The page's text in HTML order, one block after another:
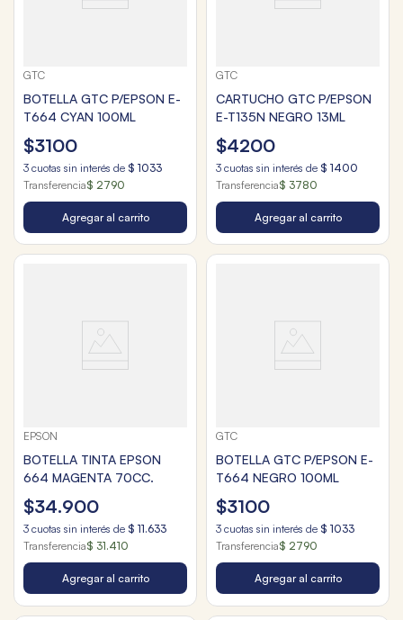
GTC
BOTELLA GTC P/EPSON E-
T664 CYAN 100ML
$3100
3 cuotas sin interés de $ 1033
Transferencia$ 2790
Agregar al carrito
GTC
CARTUCHO GTC P/EPSON
E-T135N NEGRO 13ML
$4200
3 cuotas sin interés de $ 1400
Transferencia$ 3780
Agregar al carrito
EPSON
BOTELLA TINTA EPSON
664 MAGENTA 70CC.
$34.900
3 cuotas sin interés de $ 11.633
Transferencia$ 31.410
Agregar al carrito
GTC
BOTELLA GTC P/EPSON E-
T664 NEGRO 100ML
$3100
3 cuotas sin interés de $ 1033
Transferencia$ 2790
Agregar al carrito